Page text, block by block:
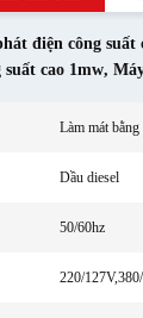
điện công suất
cao 1mw,
Làm mát
Dầu diesel
50/60hz
220/